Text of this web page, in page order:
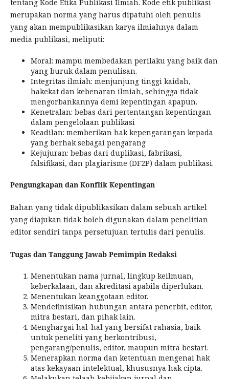
tentang Kode Etika Publikasi Ilmiah. Kode etik publikasi
merupakan norma yang harus dipatuhi oleh penulis
yang akan mempublikasikan karya ilmiahnya dalam
media publikasi, meliputi:
Moral: mampu membedakan perilaku yang baik dan
yang buruk dalam penulisan.
Integritas ilmiah: menjunjung tinggi kaidah,
hakekat dan kebenaran ilmiah, sehingga tidak
mengorbankannya demi kepentingan apapun.
Kenetralan: bebas dari pertentangan kepentingan
dalam pengelolaan publikasi
Keadilan: memberikan hak kepengarangan kepada
yang berhak sebagai pengarang
Kejujuran: bebas dari duplikasi, fabrikasi,
falsifikasi, dan plagiarisme (DF2P) dalam publikasi.
Pengungkapan dan Konflik Kepentingan
Bahan yang tidak dipublikasikan dalam sebuah artikel
yang diajukan tidak boleh digunakan dalam penelitian
editor sendiri tanpa persetujuan tertulis dari penulis.
Tugas dan Tanggung Jawab Pemimpin Redaksi
Menentukan nama jurnal, lingkup keilmuan,
keberkalaan, dan akreditasi apabila diperlukan.
Menentukan keanggotaan editor.
Mendefinisikan hubungan antara penerbit, editor,
mitra bestari, dan pihak lain.
Menghargai hal-hal yang bersifat rahasia, baik
untuk peneliti yang berkontribusi,
pengarang/penulis, editor, maupun mitra bestari.
Menerapkan norma dan ketentuan mengenai hak
atas kekayaan intelektual, khususnya hak cipta.